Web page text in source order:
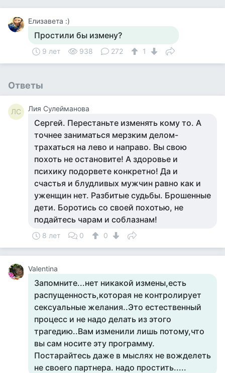
Елизавета :)
Простили бы измену?
9 лет 938 272 1
Ответы
ЛС Лия Сулейманова
Сергей. Перестаньте изменять кому то. А
точнее заниматься мерзким делом-
трахаться на лево и направо. Вы свою
похоть не остановите! А здоровье и
психику подорвете конкретно! Да и
счастья и блудливых мужчин равно как и
уженщин нет. Разбитые судьбы. Брошенные
дети. Боротись со своей похотью, не
подайтесь чарам и соблазнам!
8 лет 0 0
Valentina
Запомните...нет никакой измены,есть
распущенность,которая не контролирует
сексуальные желания..Это естественный
процесс и не надо делать из этого
трагедию..Вам изменили лишь потому,что
вы сам носите эту программу.
Постарайтесь даже в мыслях не вожделеть
не своего партнера. надо простить.....